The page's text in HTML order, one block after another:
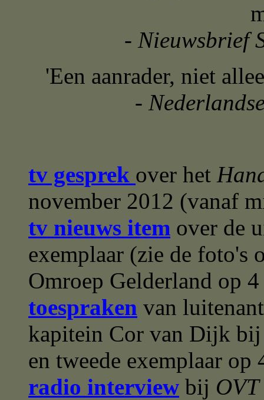
- Nieuwsbrief
'Een aanrader, niet
-
tv gesprek over het
november 2012 (vanaf
tv nieuws item over de
exemplaar (zie de foto's
Omroep Gelderland op
toespraken van
kapitein Cor van Dijk bij
en tweede exemplaar op
radio interview bij OVT